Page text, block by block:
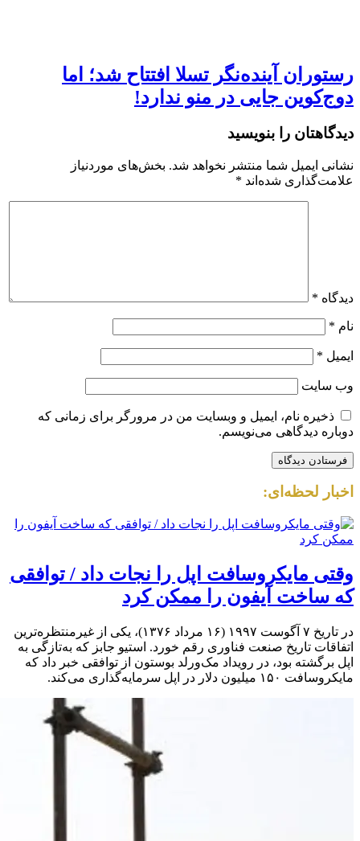
دیدگاهتان را بنویسید
نشانی ایمیل شما منتشر نخواهد شد.
بخش‌های موردنیاز
علامت‌گذاری شده‌اند
ایمیل*
وب‌ سایت
ذخیره نام، ایمیل و وبسایت من در مرورگر برای زمانی که
دوباره دیدگاهی می‌نویسم.
اخبار لحظه‌ای:
وقتی مایکروسافت اپل را نجات داد / توافقی
که ساخت آیفون را ممکن کرد
در تاریخ ۷ آگوست ۱۹۹۷ (۱۶ مرداد ۱۳۷۶)، یکی از غیرمنتظره‌ترین
اتفاقات تاریخ صنعت فناوری رقم خورد. استیو جابز که به‌تازگی به
اپل برگشته بود، در رویداد مک‌ورلد بوستون از توافقی خبر داد که
مایکروسافت ۱۵۰ میلیون دلار در اپل سرمایه‌گذاری می‌کند.